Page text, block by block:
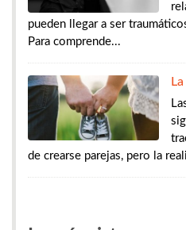
pueden llegar a ser
Para comprende...
de crearse parejas, pero la